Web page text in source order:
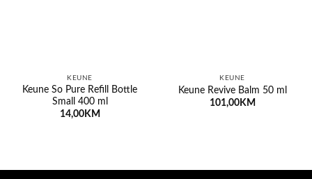
KEUNE
Keune So Pure Refill Bottle
Small 400 ml
14,00KM
KEUNE
Keune Revive Balm 50 ml
101,00KM